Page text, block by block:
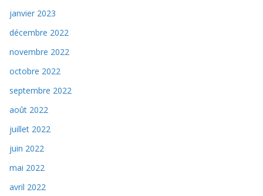
janvier 2023
décembre 2022
novembre 2022
octobre 2022
septembre 2022
août 2022
juillet 2022
juin 2022
mai 2022
avril 2022